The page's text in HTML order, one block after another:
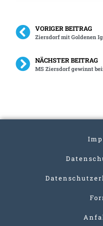
VORIGER BEITRAG
Ziersdorf mit Goldenen
NÄCHSTER BEITRAG
MS Ziersdorf gewinnt